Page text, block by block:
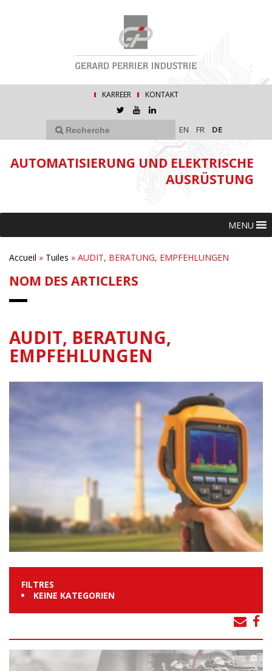
KARREER KONTAKT
EN FR DE
AUTOMATISIERUNG UND ELEKTRISCHE
AUSRÜSTUNG
MENU
Accueil » Tuiles » AUDIT, BERATUNG, EMPFEHLUNGEN
NOM DES ARTICLERS
AUDIT, BERATUNG,
EMPFEHLUNGEN
FILTRES
KEINE KATEGORIEN